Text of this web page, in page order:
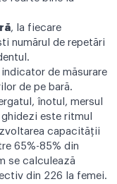
, la fiecare
numărul de repetări
de măsurare
de pe bară.
înotul, mersul
este ritmul
capacităţii
65%-85% din
se calculează
din 226 la femei.